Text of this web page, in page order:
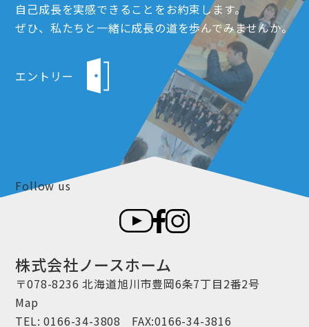
自己成長を実感できることをお約束します。
ぜひ、私たちと一緒に成長の道を歩んでみませんか。
エントリー
Follow us
株式会社ノースホーム
〒078-8236 北海道旭川市豊岡6条7丁目2番2号
Map
TEL:0166-34-3808
FAX:0166-34-3816